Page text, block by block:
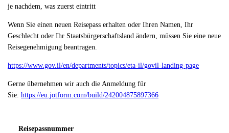
je nachdem, was zuerst eintritt
Wenn Sie einen neuen Reisepass erhalten oder Ihren Namen, Ihr
Geschlecht oder Ihr Staatsbürgerschaftsland ändern, müssen Sie eine neue
Reisegenehmigung beantragen.
https://www.gov.il/en/departments/topics/eta-il/govil-landing-page
Gerne übernehmen wir auch die Anmeldung für
Sie: https://eu.jotform.com/build/242004875897366
Reisepassnummer